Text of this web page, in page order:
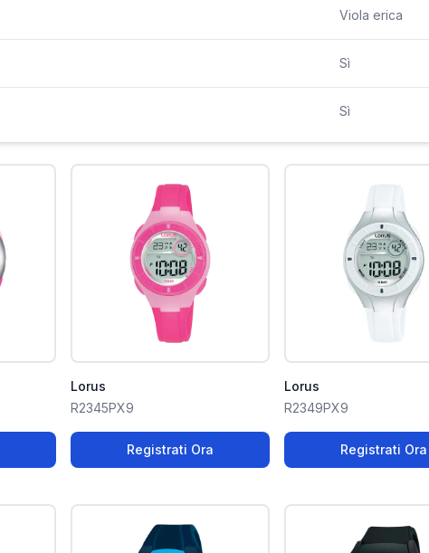
Viola erica
Sì
Sì
Lorus
R2345PX9
Registrati Ora
Lorus
R2349PX9
Registrati Ora